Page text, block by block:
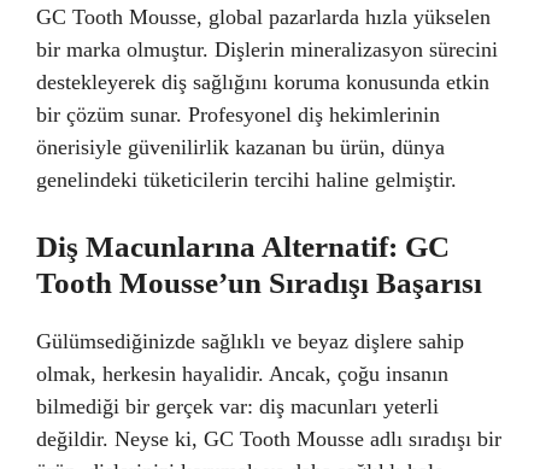
GC Tooth Mousse, global pazarlarda hızla yükselen
bir marka olmuştur. Dişlerin mineralizasyon sürecini
destekleyerek diş sağlığını koruma konusunda etkin
bir çözüm sunar. Profesyonel diş hekimlerinin
önerisiyle güvenilirlik kazanan bu ürün, dünya
genelindeki tüketicilerin tercihi haline gelmiştir.
Diş Macunlarına Alternatif: GC
Tooth Mousse’un Sıradışı Başarısı
Gülümsediğinizde sağlıklı ve beyaz dişlere sahip
olmak, herkesin hayalidir. Ancak, çoğu insanın
bilmediği bir gerçek var: diş macunları yeterli
değildir. Neyse ki, GC Tooth Mousse adlı sıradışı bir